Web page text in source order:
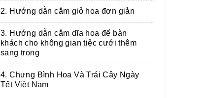
2. Hướng dẫn cắm giỏ hoa đơn giản
3. Hướng dẫn cắm dĩa hoa để bàn
khách cho không gian tiệc cưới thêm
sang trọng
4. Chưng Bình Hoa Và Trái Cây Ngày
Tết Việt Nam